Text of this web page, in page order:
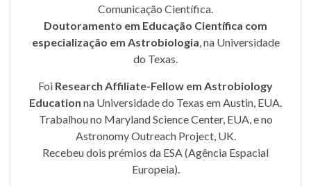
Comunicação Científica.
Doutoramento em Educação Científica com
especialização em Astrobiologia, na Universidade
do Texas.
Foi Research Affiliate-Fellow em Astrobiology
Education na Universidade do Texas em Austin, EUA.
Trabalhou no Maryland Science Center, EUA, e no
Astronomy Outreach Project, UK.
Recebeu dois prémios da ESA (Agência Espacial
Europeia).